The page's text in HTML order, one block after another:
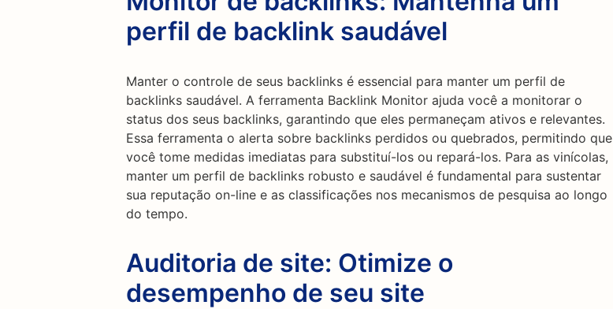
perfil de backlink saudável
Manter o controle de seus backlinks é essencial para manter um perfil de
backlinks saudável. A ferramenta Backlink Monitor ajuda você a monitorar o
status dos seus backlinks, garantindo que eles permaneçam ativos e relevantes.
Essa ferramenta o alerta sobre backlinks perdidos ou quebrados, permitindo que
você tome medidas imediatas para substituí-los ou repará-los. Para as vinícolas,
manter um perfil de backlinks robusto e saudável é fundamental para sustentar
sua reputação on-line e as classificações nos mecanismos de pesquisa ao longo
do tempo.
Auditoria de site: Otimize o
desempenho de seu site